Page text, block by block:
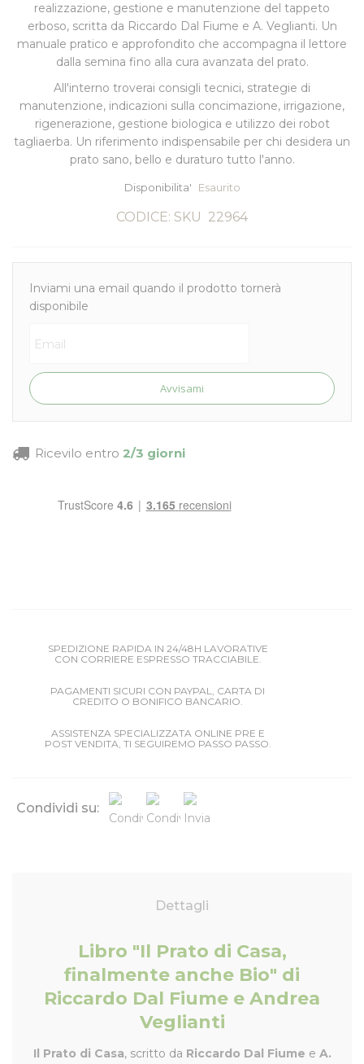
realizzazione, gestione e manutenzione del tappeto
erboso, scritta da Riccardo Dal Fiume e A. Veglianti. Un
manuale pratico e approfondito che accompagna il lettore
dalla semina fino alla cura avanzata del prato.
All'interno troverai consigli tecnici, strategie di
manutenzione, indicazioni sulla concimazione, irrigazione,
rigenerazione, gestione biologica e utilizzo dei robot
tagliaerba. Un riferimento indispensabile per chi desidera un
prato sano, bello e duraturo tutto l'anno.
Disponibilita' Esaurito
CODICE: SKU 22964
Inviami una email quando il prodotto tornerà
disponibile
Avvisami
Ricevilo entro 2/3 giorni
SPEDIZIONE RAPIDA IN 24/48H LAVORATIVE
CON CORRIERE ESPRESSO TRACCIABILE.
PAGAMENTI SICURI CON PAYPAL, CARTA DI
CREDITO O BONIFICO BANCARIO.
ASSISTENZA SPECIALIZZATA ONLINE PRE E
POST VENDITA, TI SEGUIREMO PASSO PASSO.
Condividi su:
Dettagli
Libro "Il Prato di Casa,
finalmente anche Bio" di
Riccardo Dal Fiume e Andrea
Veglianti
Il Prato di Casa, scritto da Riccardo Dal Fiume e A.